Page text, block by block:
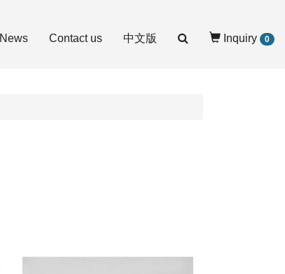
News Contact us 中文版 Inquiry 0